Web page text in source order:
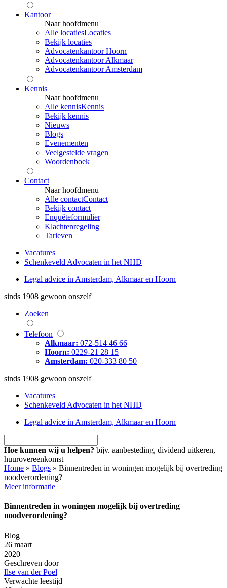
Kantoor
Naar hoofdmenu
Alle locatiesLocaties
Bekijk locaties
Advocatenkantoor Hoorn
Advocatenkantoor Alkmaar
Advocatenkantoor Amsterdam
Kennis
Naar hoofdmenu
Alle kennisKennis
Bekijk kennis
Nieuws
Blogs
Evenementen
Veelgestelde vragen
Woordenboek
Contact
Naar hoofdmenu
Alle contactContact
Bekijk contact
Enquêteformulier
Klachtenregeling
Tarieven
Vacatures
Schenkeveld Advocaten in het NHD
Legal advice in Amsterdam, Alkmaar en Hoorn
sinds 1908 gewoon onszelf
Zoeken
Telefoon
Alkmaar: 072-514 46 66
Hoorn: 0229-21 28 15
Amsterdam: 020-333 80 50
sinds 1908 gewoon onszelf
Vacatures
Schenkeveld Advocaten in het NHD
Legal advice in Amsterdam, Alkmaar en Hoorn
Hoe kunnen wij u helpen? bijv. aanbesteding, dividend uitkeren,
huurovereenkomst
Home » Blogs » Binnentreden in woningen mogelijk bij overtreding
noodverordening?
Meer informatie
Binnentreden in woningen mogelijk bij overtreding
noodverordening?
Blog
26 maart
2020
Geschreven door
Ilse van der Poel
Verwachte leestijd